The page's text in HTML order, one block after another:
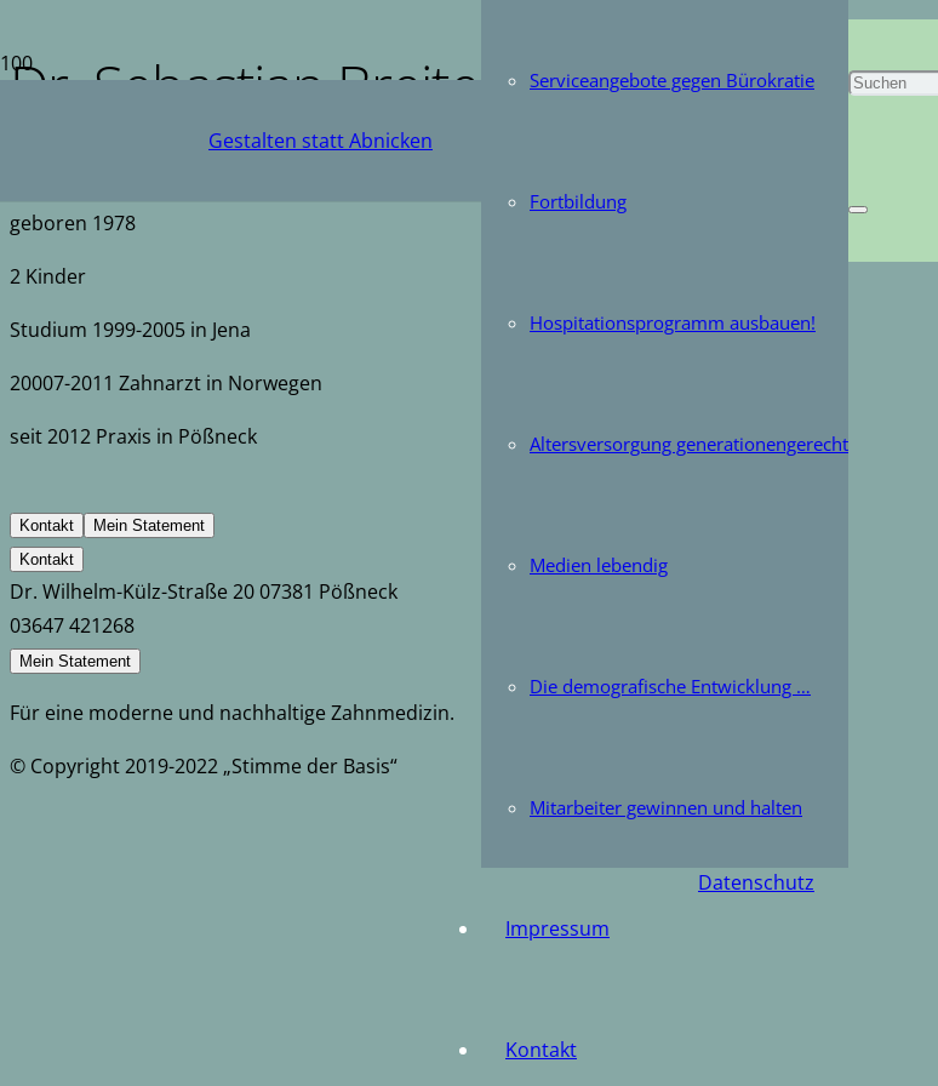
Gestalten statt Abnicken
Serviceangebote gegen Bürokratie
Fortbildung
Hospitationsprogramm ausbauen!
Altersversorgung generationengerecht
Medien lebendig
Die demografische Entwicklung …
Mitarbeiter gewinnen und halten
Impressum
Kontakt
Dr. Sebastian Breitenstein
geboren 1978
2 Kinder
Studium 1999-2005 in Jena
20007-2011 Zahnarzt in Norwegen
seit 2012 Praxis in Pößneck
Kontakt
Mein Statement
Kontakt
Dr. Wilhelm-Külz-Straße 20 07381 Pößneck
‭03647 421268‬
Mein Statement
Für eine moderne und nachhaltige Zahnmedizin.
© Copyright 2019-2022 „Stimme der Basis“
Impressum
Datenschutz